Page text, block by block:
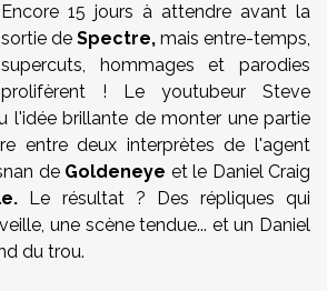
Encore 15 jours à attendre avant la
sortie de Spectre, mais entre-temps,
supercuts, hommages et parodies
prolifèrent ! Le youtubeur Steve
l'idée brillante de monter une partie
entre deux interprètes de l'agent
de Goldeneye et le Daniel Craig
Le résultat ? Des répliques qui
une scène tendue... et un Daniel
du trou.